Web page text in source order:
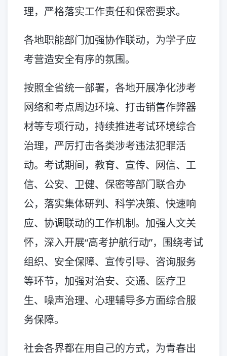
理，严格落实工作责任和保密要求。
各地职能部门加强协作联动，为学子应
考营造安全有序的氛围。
按照全省统一部署，各地开展净化涉考
网络和考点周边环境、打击销售作弊器
材等专项行动，持续推进考试环境综合
治理，严厉打击各类涉考违法犯罪活
动。考试期间，教育、宣传、网信、工
信、公安、卫健、保密等部门联合办
公，落实集体研判、科学决策、快速响
应、协调联动的工作机制。加强人文关
怀，深入开展“高考护航行动”，围绕考试
组织、安全保障、宣传引导、咨询服务
等环节，加强对治安、交通、医疗卫
生、噪声治理、心理辅导多方面综合服
务保障。
社会各界都在用自己的方式，为青春出